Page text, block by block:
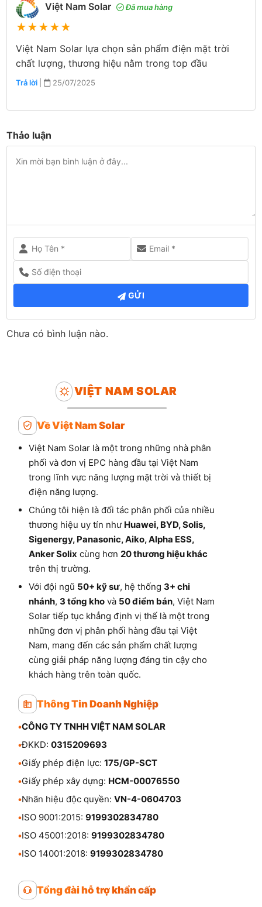
Việt Nam Solar Đã mua hàng
★★★★★
Việt Nam Solar lựa chọn sản phẩm điện mặt trời
chất lượng, thương hiệu nằm trong top đầu
Trả lời | 25/07/2025
Thảo luận
GỬI
Chưa có bình luận nào.
VIỆT NAM SOLAR
Về Việt Nam Solar
Việt Nam Solar là một trong những nhà phân
phối và đơn vị EPC hàng đầu tại Việt Nam
trong lĩnh vực năng lượng mặt trời và thiết bị
điện năng lượng.
Chúng tôi hiện là đối tác phân phối của nhiều
thương hiệu uy tín như Huawei, BYD, Solis,
Sigenergy, Panasonic, Aiko, Alpha ESS,
Anker Solix cùng hơn 20 thương hiệu khác
trên thị trường.
Với đội ngũ 50+ kỹ sư, hệ thống 3+ chi
nhánh, 3 tổng kho và 50 điểm bán, Việt Nam
Solar tiếp tục khẳng định vị thế là một trong
những đơn vị phân phối hàng đầu tại Việt
Nam, mang đến các sản phẩm chất lượng
cùng giải pháp năng lượng đáng tin cậy cho
khách hàng trên toàn quốc.
Thông Tin Doanh Nghiệp
•CÔNG TY TNHH VIỆT NAM SOLAR
•ĐKKD: 0315209693
•Giấy phép điện lực: 175/GP-SCT
•Giấy phép xây dựng: HCM-00076550
•Nhãn hiệu độc quyền: VN-4-0604703
•ISO 9001:2015: 9199302834780
•ISO 45001:2018: 9199302834780
•ISO 14001:2018: 9199302834780
Tổng đài hỗ trợ khẩn cấp